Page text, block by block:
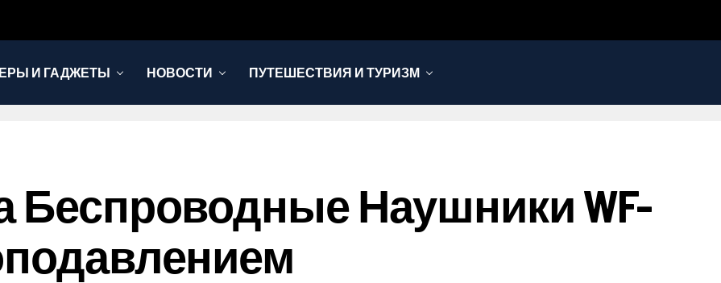
И ГАДЖЕТЫ НОВОСТИ ПУТЕШЕСТВИЯ И ТУРИЗМ
Беспроводные Наушники WF-